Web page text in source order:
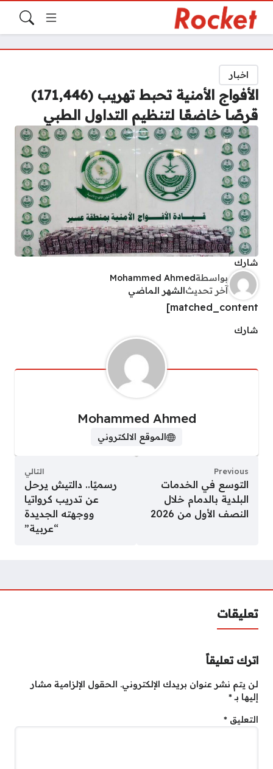
اخبار
الأفواج الأمنية تحبط تهريب (171,446)
قرصًا خاضعًا لتنظيم التداول الطبي
شارك
بواسطةMohammed Ahmed
آخر تحديث الشهر الماضي
matched_content]
شارك
Mohammed Ahmed
الموقع الالكتروني
Previous
التوسع في الخدمات
البلدية بالدمام خلال
النصف الأول من 2026
التالي
رسميًا.. دالتيش يرحل
عن تدريب كرواتيا
ووجهته الجديدة
“عربية”
تعليقات
اترك تعليقاً
لن يتم نشر عنوان بريدك الإلكتروني. الحقول الإلزامية مشار
إليها بـ*
التعليق *